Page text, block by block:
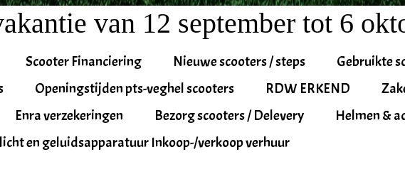
van 12 september tot 6
Scooter Financiering Nieuwe scooters / steps
Gebruikte
Openingstijden pts-veghel scooters RDW ERKEND
Enra verzekeringen Bezorg scooters / Delevery
Helmen &
licht en geluidsapparatuur Inkoop-/verkoop verhuur